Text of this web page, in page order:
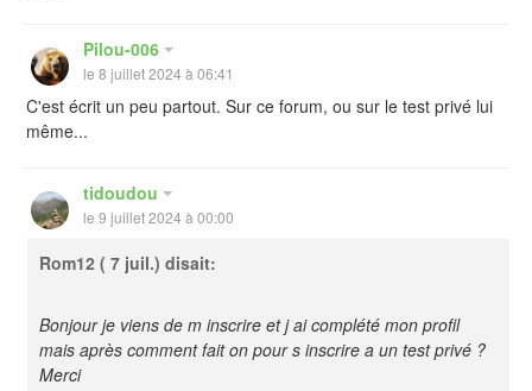
Pilou-006
le 8 juillet 2024 à 06:41
C'est écrit un peu partout. Sur ce forum, ou sur le test privé lui
même...
tidoudou
le 9 juillet 2024 à 00:00
Rom12 ( 7 juil.) disait:
Bonjour je viens de m inscrire et j ai complété mon profil
mais après comment fait on pour s inscrire a un test privé ?
Merci